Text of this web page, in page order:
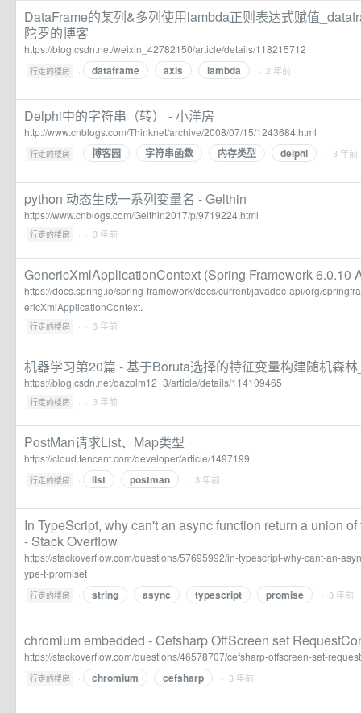
DataFrame的某列&多列使用lambda正则表达式赋值
陀罗的博客
https://blog.csdn.net/weixin_42782150/article/details/118215712
行走的楼房 · dataframe axis lambda · 2 年前
Delphi中的字符串（转） - 小洋房
http://www.cnblogs.com/Thinknet/archive/2008/07/15/1243684.html
行走的楼房 · 博客园 字符串函数 内存类型 delphi · 3 年前
python 动态生成一系列变量名 - Gelthin
https://www.cnblogs.com/Gelthin2017/p/9719224.html
行走的楼房 · · 3 年前
GenericXmlApplicationContext (Spring Framework 6.0.10
https://docs.spring.io/spring-framework/docs/current/javadoc-api/org/
ericXmlApplicationContext.
行走的楼房 · · 3 年前
机器学习第20篇 - 基于Boruta选择的特征变量构建随机森
https://blog.csdn.net/qazplm12_3/article/details/114109465
行走的楼房 · · 3 年前
PostMan请求List、Map类型
https://cloud.tencent.com/developer/article/1497199
行走的楼房 · list postman · 3 年前
In TypeScript, why can't an async function return a union
- Stack Overflow
https://stackoverflow.com/questions/57695992/in-typescript-why-cant-an-
ype-t-promiset
行走的楼房 · string async typescript promise · 3 年前
chromium embedded - Cefsharp OffScreen set
https://stackoverflow.com/questions/46578707/cefsharp-offscreen-set-
行走的楼房 · chromium cefsharp · 3 年前